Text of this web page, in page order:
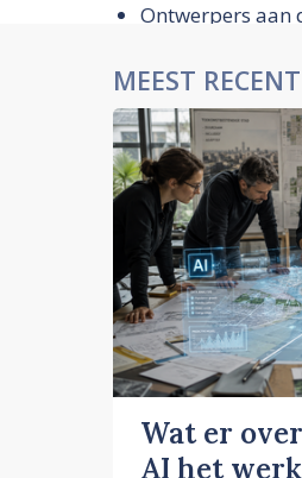
Ontwerpers aan
MEEST RECENT
Wat er
AI het